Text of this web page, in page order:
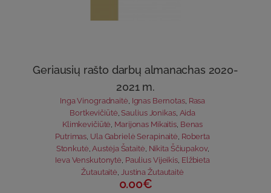
Geriausių rašto darbų almanachas 2020-
2021 m.
Inga Vinogradnaitė, Ignas Bernotas, Rasa
Bortkevičiūtė ,Saulius Jonikas, Aida
Klimkevičiūtė, Marijonas Mikaitis, Benas
Putrimas, Ula Gabrielė Serapinaitė, Roberta
Stonkutė Austėja Šataitė Nikita Ščiupakov,
Ieva Venskutonytė, Paulius Vijeikis, Elžbieta
Žutautaitė
Justina Žutautaitė
0.00€